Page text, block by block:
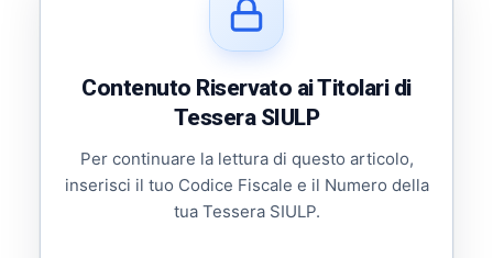
Contenuto Riservato ai Titolari di
Tessera SIULP
Per continuare la lettura di questo articolo,
inserisci il tuo Codice Fiscale e il Numero della
tua Tessera SIULP.